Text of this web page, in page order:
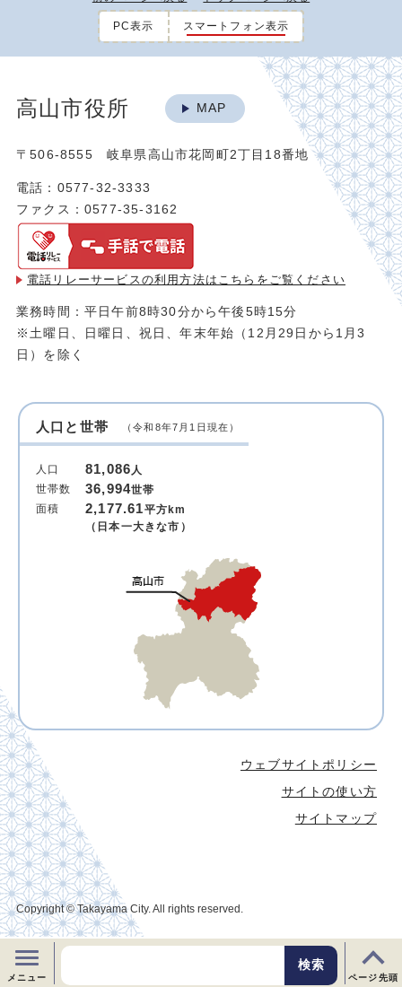
PC表示 スマートフォン表示
メニュー ページ先頭
高山市役所 MAP
〒506-8555 岐阜県高山市花岡町2丁目18番地
電話：0577-32-3333
ファクス：0577-35-3162
電話リレーサービスの利用方法は こちらをご覧ください
業務時間：平日午前8時30分から午後5時15分
※土曜日、日曜日、祝日、年末年始（12月29日から1月3
日）を除く
人口と世帯 （令和8年7月1日現在）
人口 81,086人
世帯数
36,994世帯
面積
2,177.61平方km
（日本一大きな市）
ウェブサイトポリシー
サイトの使い方
サイトマップ
Copyright © Takayama City. All rights reserved.